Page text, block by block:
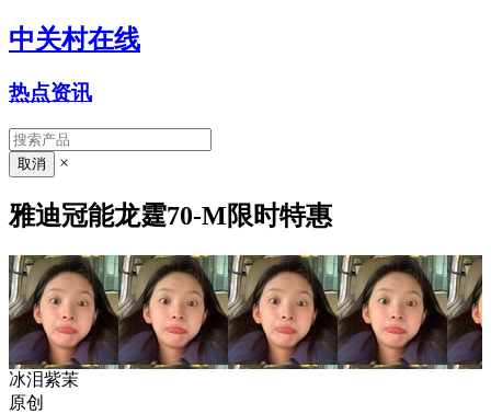
中关村在线
热点资讯
×
雅迪冠能龙霆70-M限时特惠
冰泪紫茉
原创